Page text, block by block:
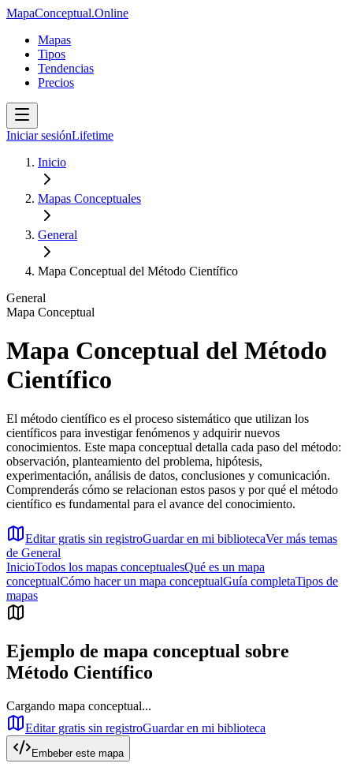
MapaConceptual.Online
Mapas
Tipos
Tendencias
Precios
Iniciar sesiónLifetime
Inicio
Mapas Conceptuales
General
Mapa Conceptual del Método Científico
General
Mapa Conceptual
Mapa Conceptual del Método
Científico
El método científico es el proceso sistemático que utilizan los
científicos para investigar fenómenos y adquirir nuevos
conocimientos. Este mapa conceptual detalla cada paso del método:
observación, planteamiento del problema, hipótesis,
experimentación, análisis de datos, conclusiones y comunicación.
Comprenderás cómo se relacionan estos pasos y por qué el método
científico es fundamental para el avance del conocimiento.
Editar gratis sin registroGuardar en mi bibliotecaVer más temas
de General
InicioTodos los mapas conceptualesQué es un mapa
conceptualCómo hacer un mapa conceptualGuía completaTipos de
mapas
Ejemplo de mapa conceptual sobre
Método Científico
Cargando mapa conceptual...
Editar gratis sin registroGuardar en mi biblioteca
Embeber este mapa